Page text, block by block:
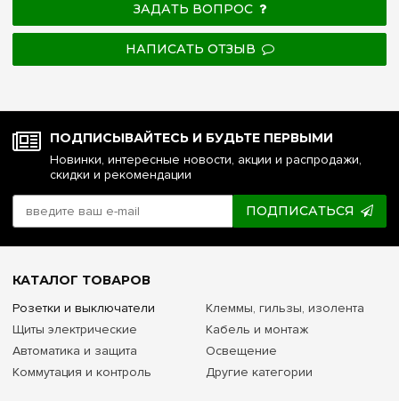
ЗАДАТЬ ВОПРОС
НАПИСАТЬ ОТЗЫВ
ПОДПИСЫВАЙТЕСЬ И БУДЬТЕ ПЕРВЫМИ
Новинки, интересные новости, акции и распродажи,
скидки и рекомендации
ПОДПИСАТЬСЯ
КАТАЛОГ ТОВАРОВ
Розетки и выключатели
Щиты электрические
Автоматика и защита
Коммутация и контроль
Клеммы, гильзы, изолента
Кабель и монтаж
Освещение
Другие категории